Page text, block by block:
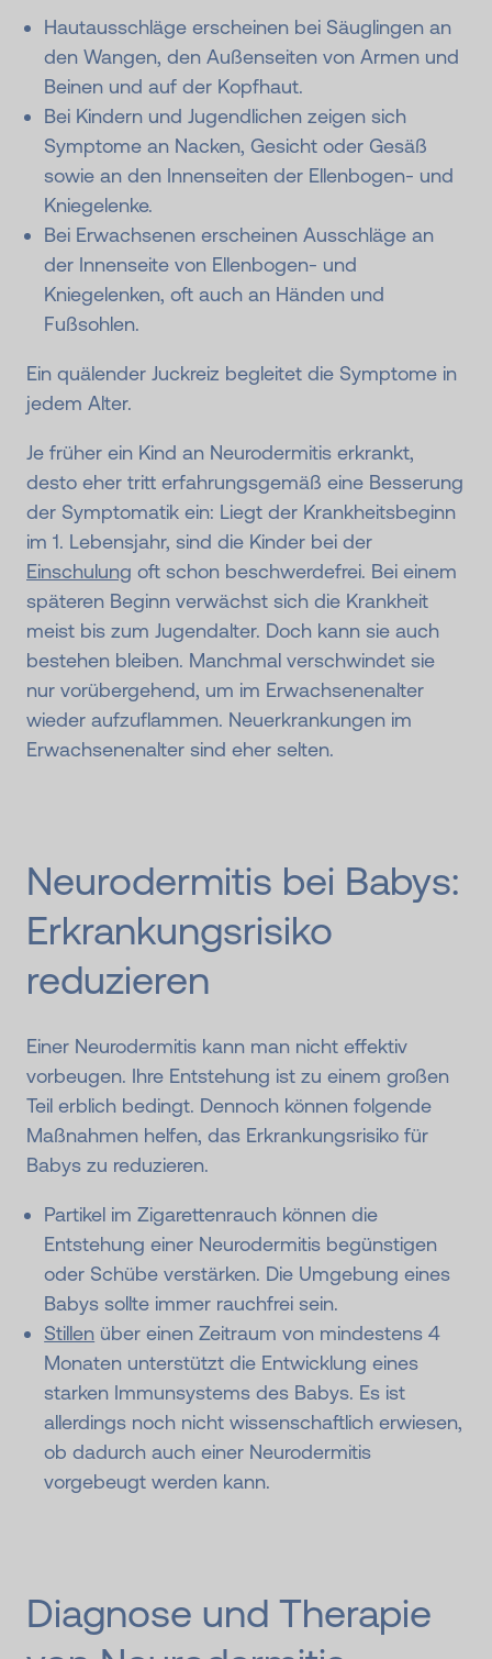
Hautausschläge erscheinen bei Säuglingen an
den Wangen, den Außenseiten von Armen und
Beinen und auf der Kopfhaut.
Bei Kindern und Jugendlichen zeigen sich
Symptome an Nacken, Gesicht oder Gesäß
sowie an den Innenseiten der Ellenbogen- und
Kniegelenke.
Bei Erwachsenen erscheinen Ausschläge an
der Innenseite von Ellenbogen- und
Kniegelenken, oft auch an Händen und
Fußsohlen.
Ein quälender Juckreiz begleitet die Symptome in
jedem Alter.
Je früher ein Kind an Neurodermitis erkrankt,
desto eher tritt erfahrungsgemäß eine Besserung
der Symptomatik ein: Liegt der Krankheitsbeginn
im 1. Lebensjahr, sind die Kinder bei der
Einschulung oft schon beschwerdefrei. Bei einem
späteren Beginn verwächst sich die Krankheit
meist bis zum Jugendalter. Doch kann sie auch
bestehen bleiben. Manchmal verschwindet sie
nur vorübergehend, um im Erwachsenenalter
wieder aufzuflammen. Neuerkrankungen im
Erwachsenenalter sind eher selten.
Neurodermitis bei Babys:
Erkrankungs­risiko
reduzieren
Einer Neurodermitis kann man nicht effektiv
vorbeugen. Ihre Entstehung ist zu einem großen
Teil erblich bedingt. Dennoch können folgende
Maßnahmen helfen, das Erkrankungsrisiko für
Babys zu reduzieren.
Partikel im Zigarettenrauch können die
Entstehung einer Neurodermitis begünstigen
oder Schübe verstärken. Die Umgebung eines
Babys sollte immer rauchfrei sein.
Stillen über einen Zeitraum von mindestens 4
Monaten unterstützt die Entwicklung eines
starken Immunsystems des Babys. Es ist
allerdings noch nicht wissenschaftlich erwiesen,
ob dadurch auch einer Neurodermitis
vorgebeugt werden kann.
Diagnose und Therapie